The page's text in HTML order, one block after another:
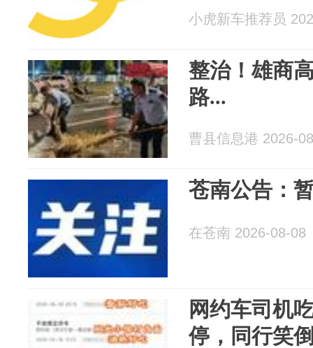
小虎新车推荐员
整治！雄商
路...
曹县信息港 2026-
苍南公告：
在苍南 2026-08-08
网约车司机
停，同行笑